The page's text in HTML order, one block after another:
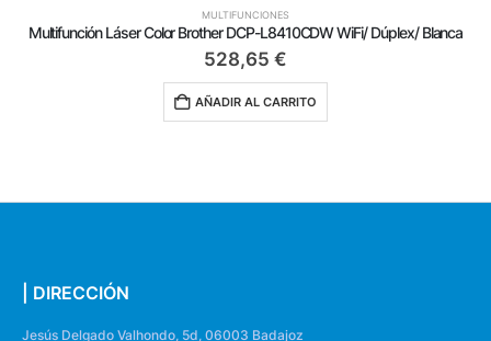
MULTIFUNCIONES
Multifunción Láser Color Brother DCP-L8410CDW WiFi/ Dúplex/ Blanca
528,65 €
AÑADIR AL CARRITO
| DIRECCIÓN
Jesús Delgado Valhondo, 5d, 06003 Badajoz